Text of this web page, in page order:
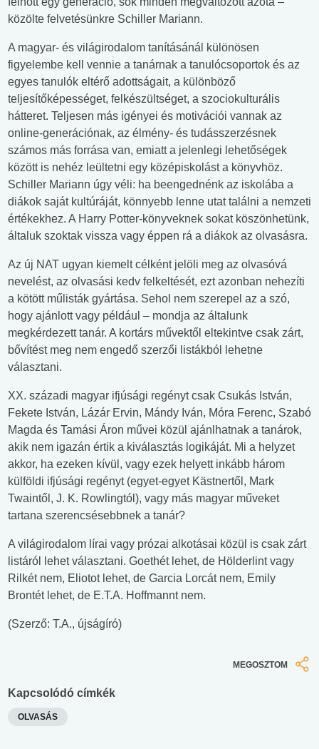
közölte felvetésünkre Schiller Mariann.
A magyar- és világirodalom tanításánál különösen
figyelembe kell vennie a tanárnak a tanulócsoportok és az
egyes tanulók eltérő adottságait, a különböző
teljesítőképességet, felkészültséget, a szociokulturális
hátteret. Teljesen más igényei és motivációi vannak az
online-generációnak, az élmény- és tudásszerzésnek
számos más forrása van, emiatt a jelenlegi lehetőségek
között is nehéz leültetni egy középiskolást a könyvhöz.
Schiller Mariann úgy véli: ha beengednénk az iskolába a
diákok saját kultúráját, könnyebb lenne utat találni a nemzeti
értékekhez. A Harry Potter-könyveknek sokat köszönhetünk,
általuk szoktak vissza vagy éppen rá a diákok az olvasásra.
Az új NAT ugyan kiemelt célként jelöli meg az olvasóvá
nevelést, az olvasási kedv felkeltését, ezt azonban nehezíti
a kötött műlisták gyártása. Sehol nem szerepel az a szó,
hogy ajánlott vagy például – mondja az általunk
megkérdezett tanár. A kortárs művektől eltekintve csak zárt,
bővítést meg nem engedő szerzői listákból lehetne
választani.
XX. századi magyar ifjúsági regényt csak Csukás István,
Fekete István, Lázár Ervin, Mándy Iván, Móra Ferenc, Szabó
Magda és Tamási Áron művei közül ajánlhatnak a tanárok,
akik nem igazán értik a kiválasztás logikáját. Mi a helyzet
akkor, ha ezeken kívül, vagy ezek helyett inkább három
külföldi ifjúsági regényt (egyet-egyet Kästnertől, Mark
Twaintől, J. K. Rowlingtól), vagy más magyar műveket
tartana szerencsésebbnek a tanár?
A világirodalom lírai vagy prózai alkotásai közül is csak zárt
listáról lehet választani. Goethét lehet, de Hölderlint vagy
Rilkét nem, Eliotot lehet, de Garcia Lorcát nem, Emily
Brontét lehet, de E.T.A. Hoffmannt nem.
(Szerző: T.A., újságíró)
MEGOSZTOM
Kapcsolódó címkék
OLVASÁS